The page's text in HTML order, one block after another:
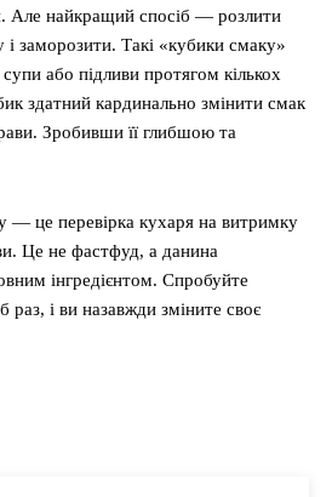
Але найкращий спосіб — розлити
заморозити. Такі «кубики смаку»
або підливи протягом кількох
здатний кардинально змінити смак
Зробивши її глибшою та
— це перевірка кухаря на витримку
Це не фастфуд, а данина
інгредієнтом. Спробуйте
раз, і ви назавжди зміните своє